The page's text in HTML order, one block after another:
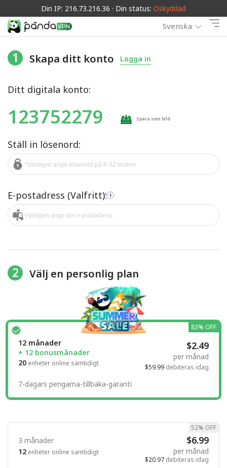
Din IP: 216.73.216.36 · Din status: Oskyddad
Svenska
1 Skapa ditt konto Logga in
Ditt digitala konto:
123752279 Spara som bild
Ställ in lösenord:
E-postadress (Valfritt): i
2 Välj en personlig plan
12 månader
+ 12 bonusmånader
20 enheter online samtidigt
$2.49
per månad
$59.99 debiteras idag
83% OFF
7-dagars pengarna-tillbaka-garanti
3 månader
12 enheter online samtidigt
$6.99
per månad
$20.97 debiteras idag
52% OFF